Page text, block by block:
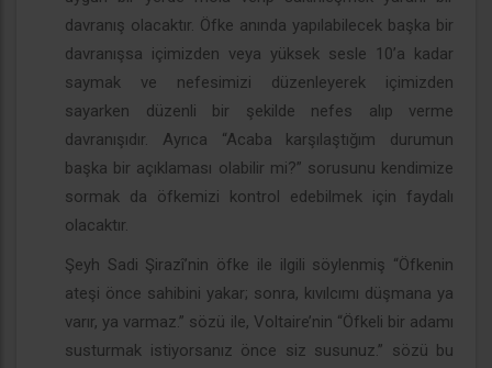
davranış olacaktır. Öfke anında yapılabilecek başka bir
davranışsa içimizden veya yüksek sesle 10’a kadar
saymak ve nefesimizi düzenleyerek içimizden
sayarken düzenli bir şekilde nefes alıp verme
davranışıdır. Ayrıca “Acaba karşılaştığım durumun
başka bir açıklaması olabilir mi?” sorusunu kendimize
sormak da öfkemizi kontrol edebilmek için faydalı
olacaktır.
Şeyh Sadi Şirazî’nin öfke ile ilgili söylenmiş “Öfkenin
ateşi önce sahibini yakar; sonra, kıvılcımı düşmana ya
varır, ya varmaz.” sözü ile, Voltaire’nin “Öfkeli bir adamı
susturmak istiyorsanız önce siz susunuz.” sözü bu